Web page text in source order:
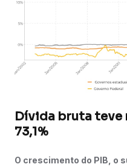
Dívida bruta teve
73,1%
O crescimento do PIB, o